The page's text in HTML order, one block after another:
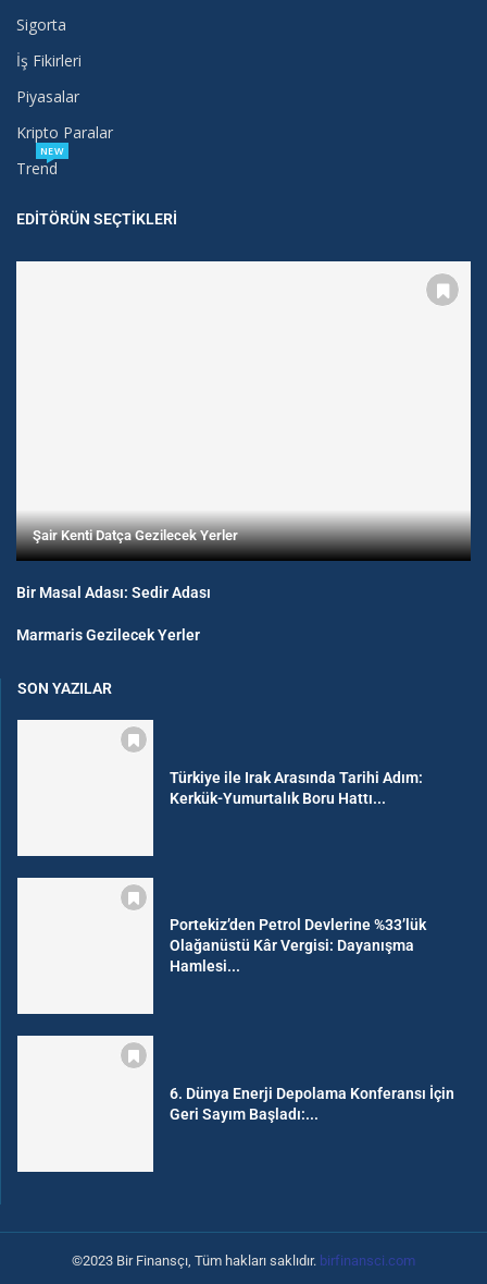
Sigorta
İş Fikirleri
Piyasalar
Kripto Paralar
Trend
NEW
EDITÖRÜN SEÇTIKLERI
Şair Kenti Datça Gezilecek Yerler
Bir Masal Adası: Sedir Adası
Marmaris Gezilecek Yerler
SON YAZILAR
Türkiye ile Irak Arasında Tarihi Adım:
Kerkük-Yumurtalık Boru Hattı...
Portekiz’den Petrol Devlerine %33’lük
Olağanüstü Kâr Vergisi: Dayanışma
Hamlesi...
6. Dünya Enerji Depolama Konferansı İçin
Geri Sayım Başladı:...
©2023 Bir Finansçı, Tüm hakları saklıdır. birfinansci.com